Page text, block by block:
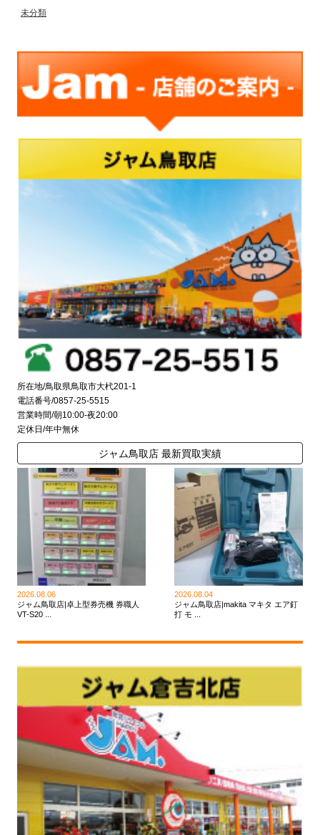
未分類
所在地/鳥取県鳥取市大杙201-1
電話番号/0857-25-5515
営業時間/朝10:00-夜20:00
定休日/年中無休
ジャム鳥取店 最新買取実績
2026.08.06
ジャム鳥取店|卓上型券売機 券職人
VT-S20 ...
2026.08.04
ジャム鳥取店|makita マキタ エア釘
打 モ ...